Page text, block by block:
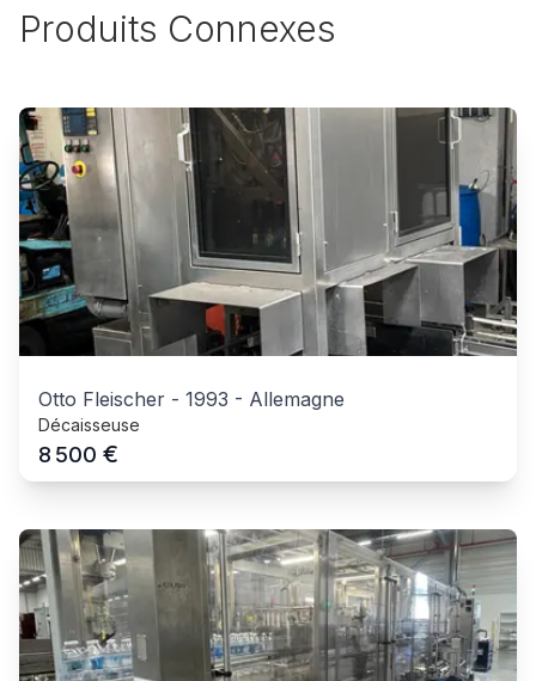
Produits Connexes
Otto Fleischer - 1993 - Allemagne
Décaisseuse
8 500 €